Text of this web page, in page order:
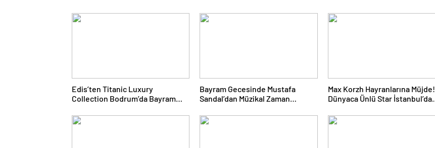
Edis’ten Titanic Luxury
Collection Bodrum’da Bayram
Performans
Bayram Gecesinde Mustafa
Sandal’dan Müzikal Zaman
Max Korzh Hayranlarına Müjde!
Dünyaca Ünlü Star İstanbul’da
Buluşuyor